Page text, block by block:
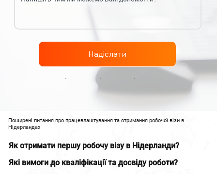
Поширені питання про працевлаштування та отримання робочої візи в
Нідерландах
Як отримати першу робочу візу в Нідерланди?
Які вимоги до кваліфікації та досвіду роботи?
Надіслати